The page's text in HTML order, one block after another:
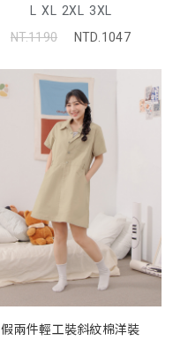
L XL 2XL 3XL
NT.1190
NTD.1047
假兩件輕工裝斜紋棉洋裝